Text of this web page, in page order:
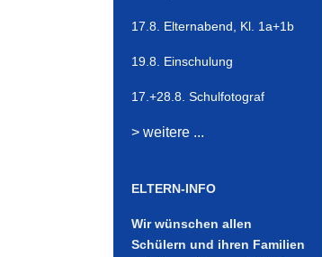
17.8. Elternabend, Kl. 1a+1b
19.8. Einschulung
17.+28.8. Schulfotograf
> weitere ...
ELTERN-INFO
Wir wünschen allen
Schülern und ihren Familien